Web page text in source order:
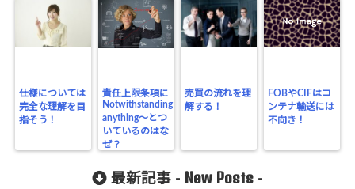
仕様については
完全な理解を目
指そう！
責任上限条項に
Notwithstanding
anything～とつ
いているのはな
ぜ？
売買の流れを理
解する！
FOBやCIFはコ
ンテナ輸送には
不向き！
最新記事 - New Posts -